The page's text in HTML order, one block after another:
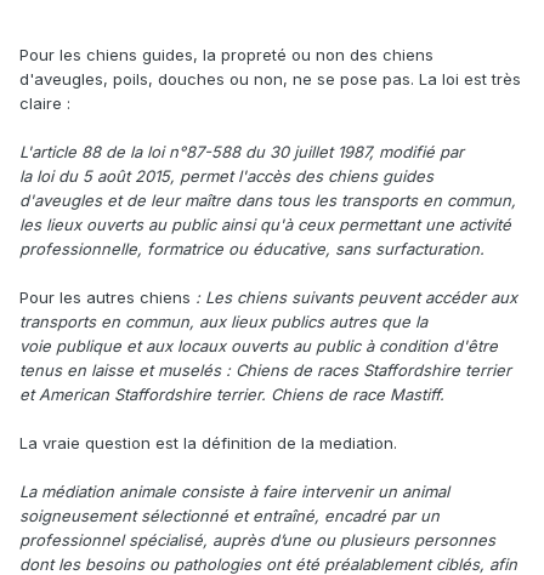
Pour les chiens guides, la propreté ou non des chiens
d'aveugles, poils, douches ou non, ne se pose pas. La loi est très
claire :
L'article 88 de la loi n°87-588 du 30 juillet 1987, modifié par
la loi du 5 août 2015, permet l'accès des chiens guides
d'aveugles et de leur maître dans tous les transports en commun,
les lieux ouverts au public ainsi qu'à ceux permettant une activité
professionnelle, formatrice ou éducative, sans surfacturation.
Pour les autres chiens : Les chiens suivants peuvent accéder aux
transports en commun, aux lieux publics autres que la
voie publique et aux locaux ouverts au public à condition d'être
tenus en laisse et muselés : Chiens de races Staffordshire terrier
et American Staffordshire terrier. Chiens de race Mastiff.
La vraie question est la définition de la mediation.
La médiation animale consiste à faire intervenir un animal
soigneusement sélectionné et entraîné, encadré par un
professionnel spécialisé, auprès d’une ou plusieurs personnes
dont les besoins ou pathologies ont été préalablement ciblés, afin